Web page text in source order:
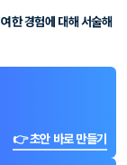
한 경험에 대해 서술해
👉 초안 바로 만들기